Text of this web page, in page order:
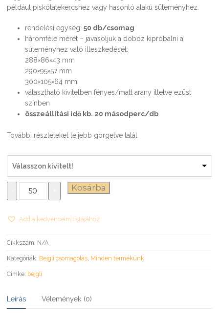
például piskótatekercshez vagy hasonló alakú süteményhez.
rendelési egység: 50 db/csomag
háromféle méret – javasoljuk a doboz kipróbálni a
süteményhez való illeszkedését:
288×86×43 mm
290×95×57 mm
300×105×64 mm
választható kivitelben fényes/matt arany illetve ezüst
színben
összeállítási idő kb. 20 másodperc/db
További részleteket lejjebb görgetve talál
Válasszon kivitelt!
Bejgli
csomagolás
méretben
Kosárba
Add a kedvenceim listájához
Cikkszám: N/A
Kategóriák: Bejgli csomagolás Minden termékünk
Címke: bejgli
Leírás Vélemények (0)